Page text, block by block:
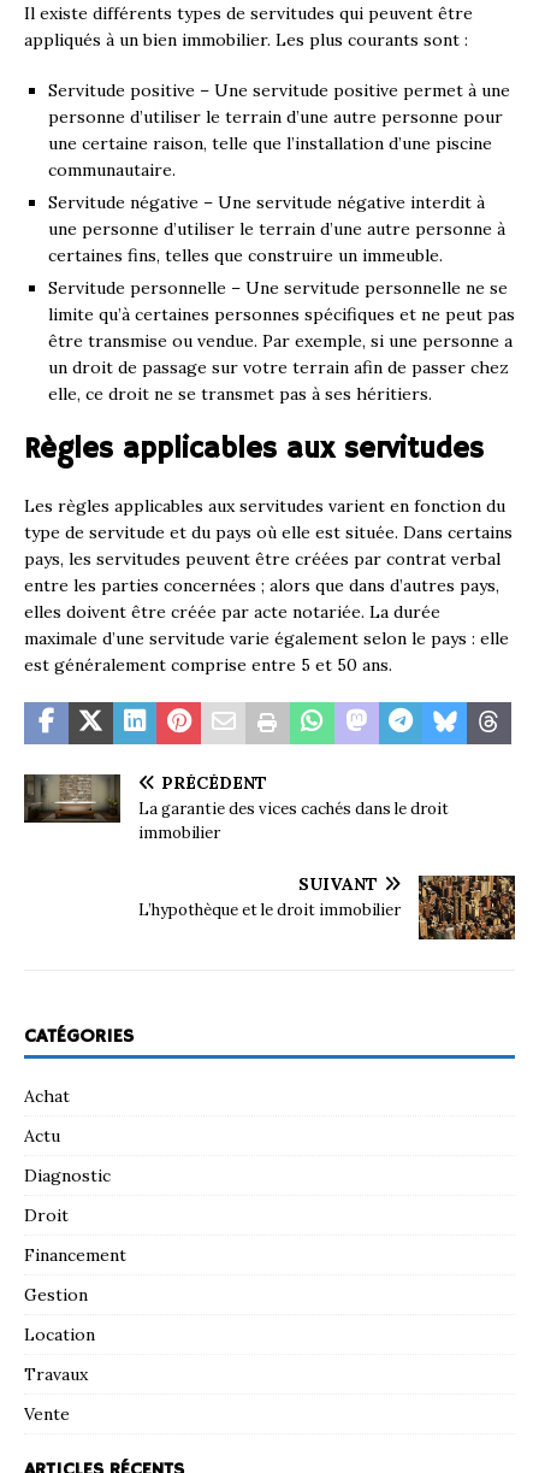
Il existe différents types de servitudes qui peuvent être
appliqués à un bien immobilier. Les plus courants sont :
Servitude positive – Une servitude positive permet à une
personne d’utiliser le terrain d’une autre personne pour
une certaine raison, telle que l’installation d’une piscine
communautaire.
Servitude négative – Une servitude négative interdit à
une personne d’utiliser le terrain d’une autre personne à
certaines fins, telles que construire un immeuble.
Servitude personnelle – Une servitude personnelle ne se
limite qu’à certaines personnes spécifiques et ne peut pas
être transmise ou vendue. Par exemple, si une personne a
un droit de passage sur votre terrain afin de passer chez
elle, ce droit ne se transmet pas à ses héritiers.
Règles applicables aux servitudes
Les règles applicables aux servitudes varient en fonction du
type de servitude et du pays où elle est située. Dans certains
pays, les servitudes peuvent être créées par contrat verbal
entre les parties concernées ; alors que dans d’autres pays,
elles doivent être créée par acte notariée. La durée
maximale d’une servitude varie également selon le pays : elle
est généralement comprise entre 5 et 50 ans.
PRÉCÉDENT
La garantie des vices cachés dans le droit
immobilier
SUIVANT
L’hypothèque et le droit immobilier
CATÉGORIES
Achat
Actu
Diagnostic
Droit
Financement
Gestion
Location
Travaux
Vente